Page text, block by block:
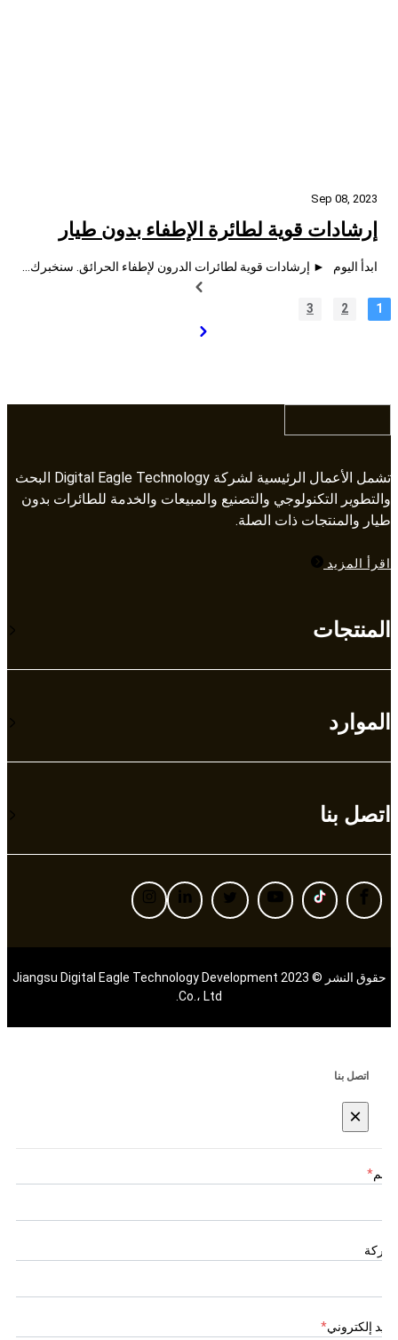
Sep 08, 2023
إرشادات قوية لطائرة الإطفاء بدون طيار
ابدأ اليوم ► إرشادات قوية لطائرات الدرون لإطفاء الحرائق. سنخبرك...
1
2
3
تشمل الأعمال الرئيسية لشركة Digital Eagle Technology البحث
والتطوير التكنولوجي والتصنيع والمبيعات والخدمة للطائرات بدون
طيار والمنتجات ذات الصلة.​​​​​​​
اقرأ المزيد
المنتجات
الموارد
اتصل بنا
حقوق النشر © 2023 Jiangsu Digital Eagle Technology Development
Co.، Ltd.
اتصل بنا
×
اسم*
شركة
بريد إلكتروني*